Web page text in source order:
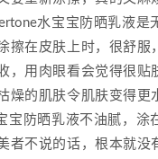
水宝宝防晒乳液是
擦在皮肤上时，很舒服
，用肉眼看会觉得很贴
燥的肌肤令肌肤变得更
宝防晒乳液不油腻，涂
者不说的话，根本就没